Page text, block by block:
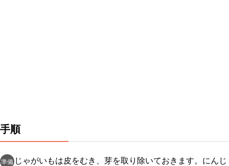
手順
準備 じゃがいもは皮をむき、芽を取り除いておきます。にんじ